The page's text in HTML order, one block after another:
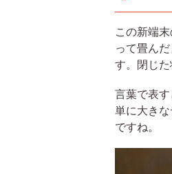
この新端
って畳ん
す。閉じ
言葉で表
単に大き
ですね。